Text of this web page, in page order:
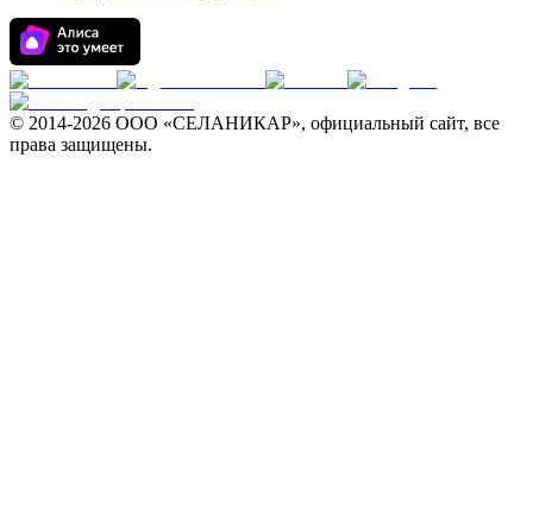
© 2014-2026 ООО «СЕЛАНИКАР», официальный сайт, все
права защищены.